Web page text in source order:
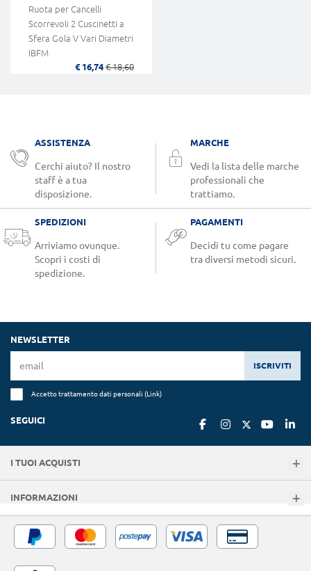
Ruota per Cancelli
Scorrevoli 2 Cuscinetti a
Sfera Gola V Vari Diametri
IBFM
€ 16,74 € 18,60
ASSISTENZA
Cerchi aiuto? Il nostro
staff è a tua
disposizione.
MARCHE
Vedi la lista delle marche
professionali che
trattiamo.
SPEDIZIONI
Arriviamo ovunque.
Scopri i costi di
spedizione.
PAGAMENTI
Decidi tu come pagare
tra diversi metodi sicuri.
NEWSLETTER
ISCRIVITI
Accetto trattamento dati personali (Link)
SEGUICI
I TUOI ACQUISTI
INFORMAZIONI